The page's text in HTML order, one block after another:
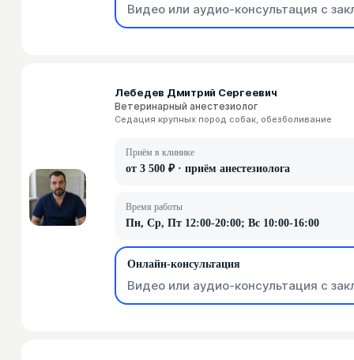
Видео или аудио-консультация с
Лебедев Дмитрий Сергеевич
Ветеринарный анестезиолог
Седация крупных пород собак, обезболивание
Приём в клинике
от 3 500 ₽ · приём анестезиолога
Время работы
Пн, Ср, Пт 12:00-20:00; Вс 10:00-16:00
Онлайн-консультация
Видео или аудио-консультация с